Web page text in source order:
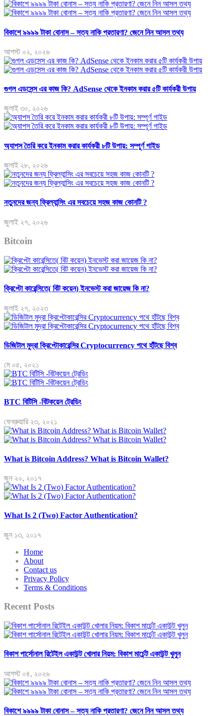
বিকাশে ৯৯৯৯ টাকা বোনাস – সত্য নাকি প্রতারণা? জেনে নিন আসল তথ্য
আগস্ট ০২, ২০২৬
গুগল এডসেন্স এর কাজ কি? AdSense থেকে ইনকাম করার ৫টি কার্যকরী উপায়
জুলাই ৩০, ২০২৬
অ্যাপস তৈরি করে ইনকাম করার কার্যকরী ৮টি উপায়: সম্পূর্ণ গাইড
জুলাই ২৮, ২০২৬
নতুনদের জন্য ফ্রিল্যান্সিং এর সবচেয়ে সহজ কাজ কোনটি ?
জুলাই ২৭, ২০২৬
Bitcoin
ক্রিপ্টো কারেন্সিতে( বিট কয়েন) ইনভেস্ট করা জায়েজ কি না?
জুলাই ২৭, ২০২৩
ডিজিটাল মুদ্রা ক্রিপ্টোকারেন্সির Cryptocurrency পথে হাঁটছে বিশ্ব
মে ০৫, ২০২১
BTC বিটিসি -বিটকয়েন ট্রেডিং
ফেব্রুয়ারি ২৩, ২০২১
What is Bitcoin Address? What is Bitcoin Wallet?
জুন ২০, ২০১৭
What Is 2 (Two) Factor Authentication?
জুন ১৩, ২০১৭
Home
About
Contact us
Privacy Policy
Terms & Conditions
Recent Posts
বিকাশ পার্সোনাল রিটেইল একাউন্ট খোলার নিয়ম: বিকাশ মার্চেন্ট একাউন্ট খুলুন
আগস্ট ০৪, ২০২৬
বিকাশে ৯৯৯৯ টাকা বোনাস – সত্য নাকি প্রতারণা? জেনে নিন আসল তথ্য